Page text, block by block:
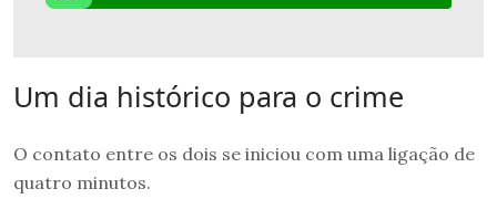
Um dia histórico para o crime
O contato entre os dois se iniciou com uma ligação de
quatro minutos.